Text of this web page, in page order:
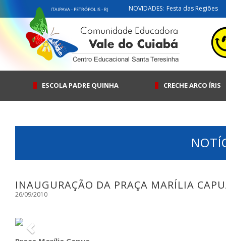
NOVIDADES: Festa das Regiões
ESCOLA PADRE QUINHA CRECHE ARCO ÍRIS
INAUGURAÇÃO DA PRAÇA MARÍLIA
26/09/2010
Previous